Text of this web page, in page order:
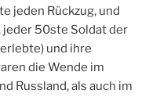
jeden Rückzug, und
jeder 50ste Soldat der
und ihre
die Wende im
Russland, als auch im